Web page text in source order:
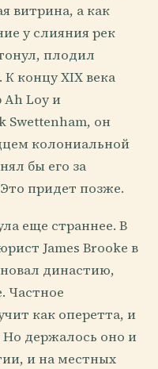
витрина, а как
у слияния рек
плодил
концу XIX века
Ah Loy и
Swettenham, он
колониальной
бы его за
придет позже.
еще страннее. В
James Brooke в
династию,
Частное
как оперетта, и
держалось оно и
и на местных